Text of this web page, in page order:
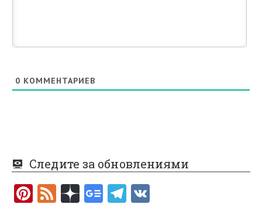
0 КОММЕНТАРИЕВ
Следите за обновлениями
Pi F